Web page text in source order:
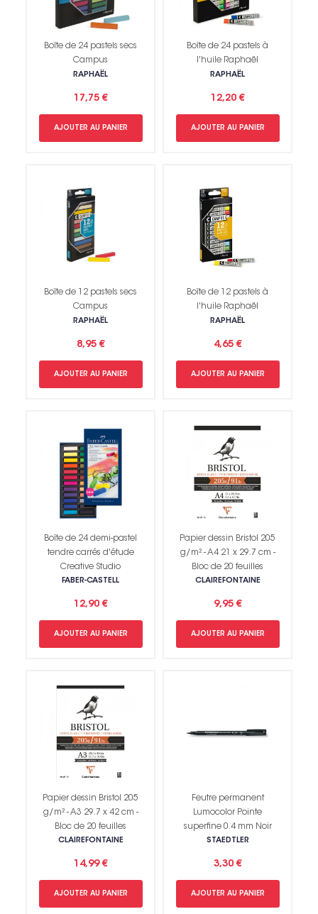
Boîte de 24 pastels secs
Campus
RAPHAËL
17,75 €
AJOUTER AU PANIER
Boîte de 24 pastels à
l'huile Raphaël
RAPHAËL
12,20 €
AJOUTER AU PANIER
Boîte de 12 pastels secs
Campus
RAPHAËL
8,95 €
AJOUTER AU PANIER
Boîte de 12 pastels à
l'huile Raphaël
RAPHAËL
4,65 €
AJOUTER AU PANIER
Boîte de 24 demi-pastel
tendre carrés d'étude
Creative Studio
FABER-CASTELL
12,90 €
AJOUTER AU PANIER
Papier dessin Bristol 205
g/m² - A4 21 x 29.7 cm -
Bloc de 20 feuilles
CLAIREFONTAINE
9,95 €
AJOUTER AU PANIER
Papier dessin Bristol 205
g/m² - A3 29.7 x 42 cm -
Bloc de 20 feuilles
CLAIREFONTAINE
14,99 €
AJOUTER AU PANIER
Feutre permanent
Lumocolor Pointe
superfine 0.4 mm Noir
STAEDTLER
3,30 €
AJOUTER AU PANIER